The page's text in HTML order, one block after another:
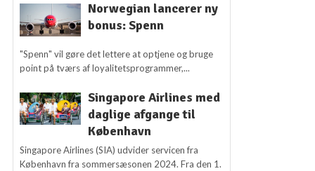
Norwegian lancerer ny
bonus: Spenn
"Spenn" vil gøre det lettere at optjene og bruge
point på tværs af loyalitetsprogrammer,...
Singapore Airlines med
daglige afgange til
København
Singapore Airlines (SIA) udvider servicen fra
København fra sommersæsonen 2024. Fra den 1.